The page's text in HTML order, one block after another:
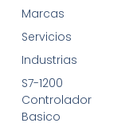
Marcas
Servicios
Industrias
S7-1200
Controlador
Basico